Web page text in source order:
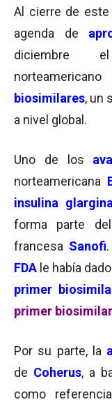
Al cierre de este
agenda de
biosimilares, un
a nivel global.
Uno de los
norteamericana
insulina glargina
forma parte
francesa Sanofi
FDA le había
primer
primer
Por su parte, la
de Coherus, a
como